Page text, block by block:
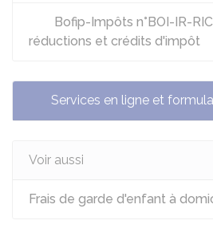
Bofip-Impôts n°BOI-IR-
réductions et crédits d'impôt
Services en ligne et
Voir aussi
Frais de garde d'enfant à